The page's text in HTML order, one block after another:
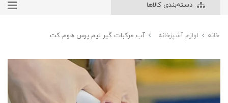
دسته‌بندی کالاها
خانه لوازم آشپزخانه آب مرکبات گیر لیم پرس هوم کت